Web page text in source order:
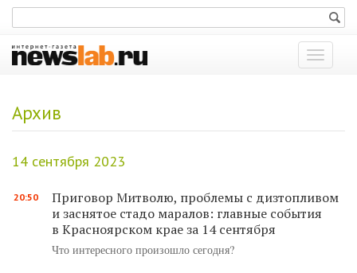
Показать
меню
Архив
14 сентября 2023
20:50
Приговор Митволю, проблемы с дизтопливом
и заснятое стадо маралов: главные события
в Красноярском крае за 14 сентября
Что интересного произошло сегодня?